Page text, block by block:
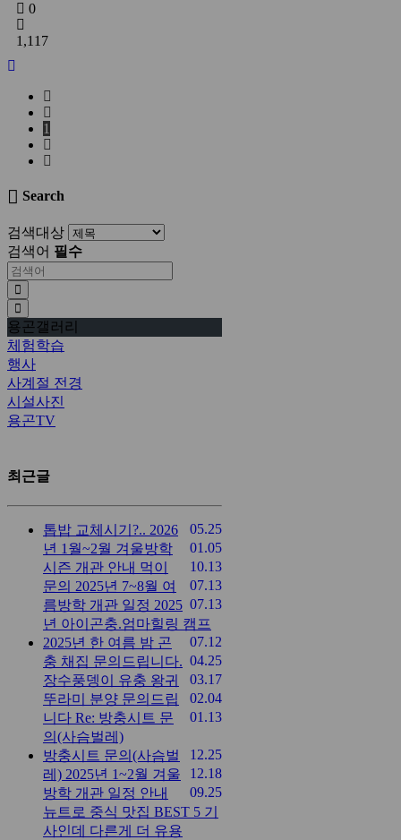
0
1,117
1
Search
검색대상
검색어 필수
용곤갤러리
체험학습
행사
사계절 전경
시설사진
용곤TV
최근글
05.25
톱밥 교체시기?..
01.05
2026
년 1월~2월 겨울방학
시즌 개관 안내
10.13
먹이
문의
07.13
2025년 7~8월 여
름방학 개관 일정
07.13
2025
년 아이곤충.엄마힐링 캠프
07.12
2025년 한 여름 밤 곤
충 채집
04.25
문의드립니다.
03.17
장수풍뎅이 유충
02.04
왕귀
뚜라미 분양 문의드립
니다
01.13
Re: 방충시트 문
의(사슴벌레)
12.25
방충시트 문의(사슴벌
레)
12.18
2025년 1~2월 겨울
방학 개관 일정 안내
09.25
뉴트로 중식 맛집 BEST 5 기
사인데 다른게 더 유용